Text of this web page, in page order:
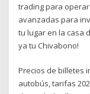
trading para
avanzadas para
tu lugar en la casa
ya tu Chivabono!
Precios de billetes
autobús, tarifas